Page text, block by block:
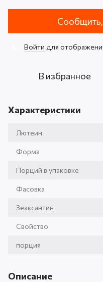
Сообщить,
Войти для
В избранное
Характеристики
Лютеин
Форма
Порций в упаковке
Фасовка
Зеаксантин
Свойство
порция
Описание